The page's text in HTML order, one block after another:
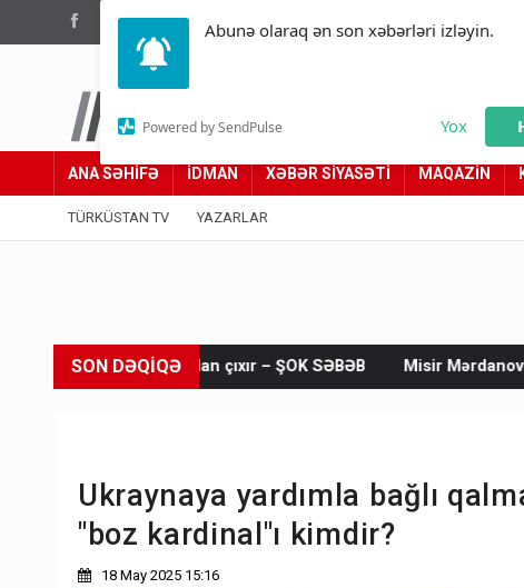
Abunə olaraq ən son xəbərləri izləyin.
Powered by SendPulse Yox
(012) 449 94 05
Türküstan.az
Adımız yolumuzdur
ANA SƏHİFƏ İDMAN XƏBƏR SİYASƏTİ MAQAZİN
TÜRKÜSTAN TV YAZARLAR
SON DƏQİQƏ
çıxır – ŞOK SƏBƏB Misir Mərdanovla bağlı mühüm
Ukraynaya yardımla bağlı
"boz kardinal"ı kimdir?
18 May 2025 15:16